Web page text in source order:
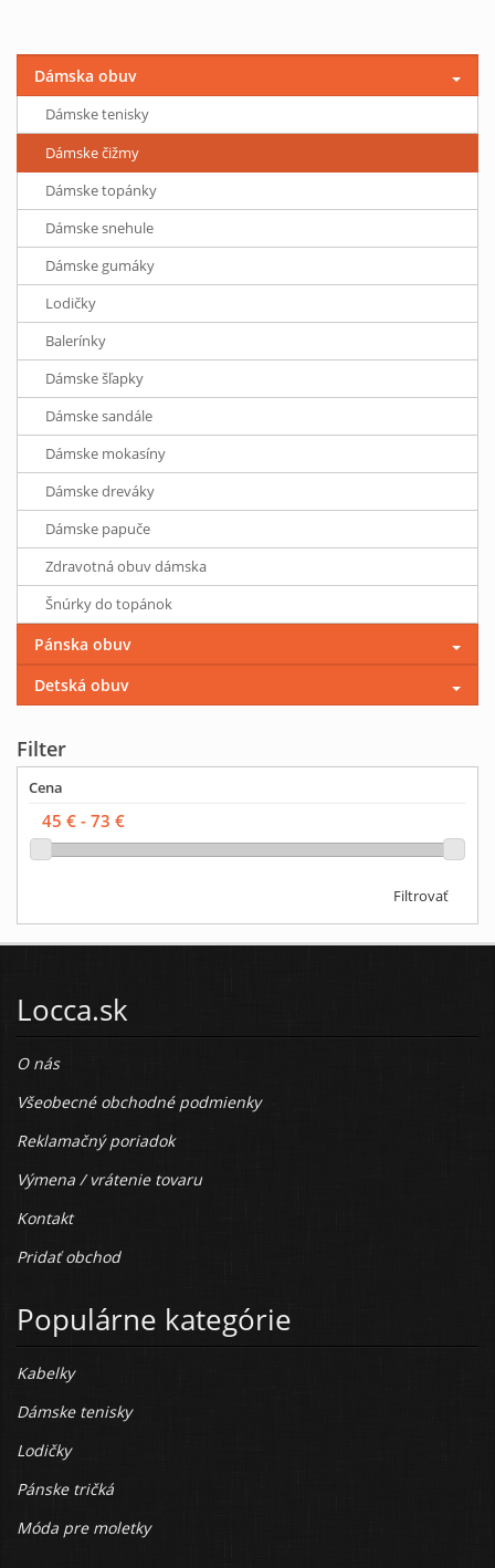
Dámska obuv
Dámske tenisky
Dámske čižmy
Dámske topánky
Dámske snehule
Dámske gumáky
Lodičky
Balerínky
Dámske šľapky
Dámske sandále
Dámske mokasíny
Dámske dreváky
Dámske papuče
Zdravotná obuv dámska
Šnúrky do topánok
Pánska obuv
Detská obuv
Filter
Cena
Filtrovať
Locca.sk
O nás
Všeobecné obchodné podmienky
Reklamačný poriadok
Výmena / vrátenie tovaru
Kontakt
Pridať obchod
Populárne kategórie
Kabelky
Dámske tenisky
Lodičky
Pánske tričká
Móda pre moletky